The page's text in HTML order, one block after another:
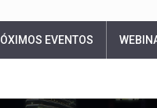
EVENTOS